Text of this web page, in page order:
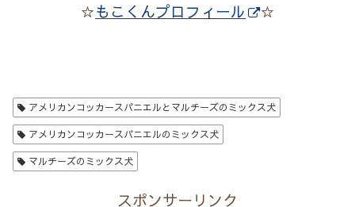
☆もこくんプロフィール ☆
アメリカンコッカースパニエルとマルチーズのミックス犬
アメリカンコッカースパニエルのミックス犬
マルチーズのミックス犬
スポンサーリンク